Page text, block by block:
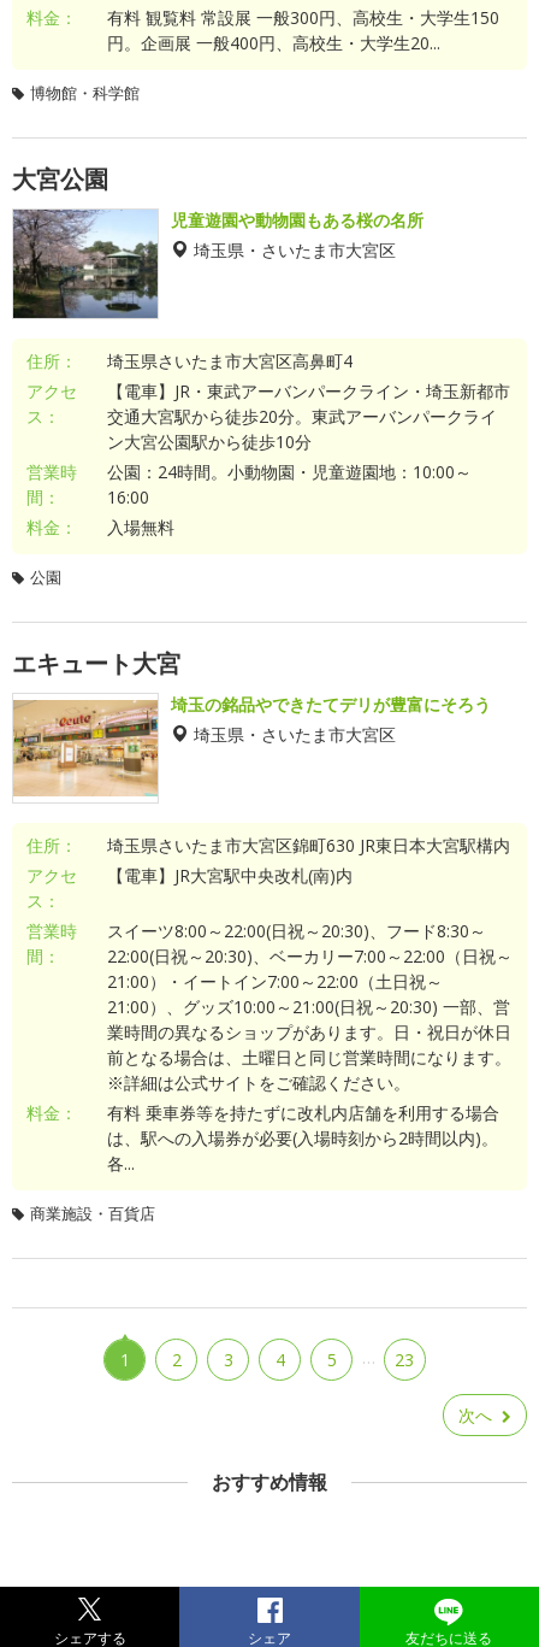
料金：
有料 観覧料 常設展 一般300円、高校生・大学生150
円。企画展 一般400円、高校生・大学生20...
博物館・科学館
大宮公園
児童遊園や動物園もある桜の名所
埼玉県・さいたま市大宮区
住所：
埼玉県さいたま市大宮区高鼻町4
アクセ
ス：
【電車】JR・東武アーバンパークライン・埼玉新都市
交通大宮駅から徒歩20分。東武アーバンパークライ
ン大宮公園駅から徒歩10分
営業時
間：
公園：24時間。小動物園・児童遊園地：10:00～
16:00
料金：
入場無料
公園
エキュート大宮
埼玉の銘品やできたてデリが豊富にそろう
埼玉県・さいたま市大宮区
住所：
埼玉県さいたま市大宮区錦町630 JR東日本大宮駅構内
アクセ
ス：
【電車】JR大宮駅中央改札(南)内
営業時
間：
スイーツ8:00～22:00(日祝～20:30)、フード8:30～
22:00(日祝～20:30)、ベーカリー7:00～22:00（日祝～
21:00）・イートイン7:00～22:00（土日祝～
21:00）、グッズ10:00～21:00(日祝～20:30) 一部、営
業時間の異なるショップがあります。日・祝日が休日
前となる場合は、土曜日と同じ営業時間になります。
※詳細は公式サイトをご確認ください。
料金：
有料 乗車券等を持たずに改札内店舗を利用する場合
は、駅への入場券が必要(入場時刻から2時間以内)。
各...
商業施設・百貨店
1 2 3 4 5 … 23
次へ
おすすめ情報
シェアする シェア 友だちに送る